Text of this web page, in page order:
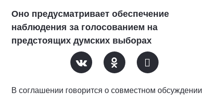
Оно предусматривает обеспечение
наблюдения за голосованием на
предстоящих думских выборах
В соглашении говорится о совместном обсуждении